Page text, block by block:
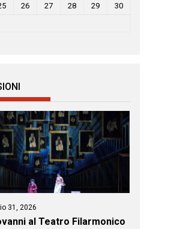
26 27 28 29
30
31, 2026
al Teatro Filarmonico